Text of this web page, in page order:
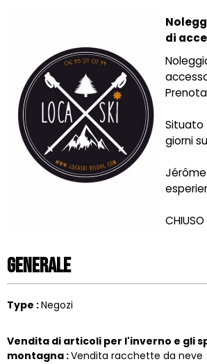
di
Situato
giorni
CHIUSO
Generale
Type :Negozi
Vendita di articoli per l'inverno e gli
montagna :Vendita racchette da neve